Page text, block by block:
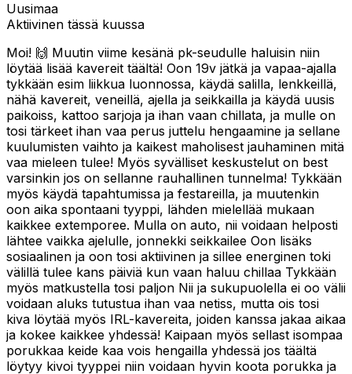
Uusimaa
Aktiivinen tässä kuussa
Moi! 🙌 Muutin viime kesänä pk-seudulle haluisin niin
löytää lisää kavereit täältä! Oon 19v jätkä ja vapaa-ajalla
tykkään esim liikkua luonnossa, käydä salilla, lenkkeillä,
nähä kavereit, veneillä, ajella ja seikkailla ja käydä uusis
paikoiss, kattoo sarjoja ja ihan vaan chillata, ja mulle on
tosi tärkeet ihan vaa perus juttelu hengaamine ja sellane
kuulumisten vaihto ja kaikest maholisest jauhaminen mitä
vaa mieleen tulee! Myös syvälliset keskustelut on best
varsinkin jos on sellanne rauhallinen tunnelma! Tykkään
myös käydä tapahtumissa ja festareilla, ja muutenkin
oon aika spontaani tyyppi, lähden mielellää mukaan
kaikkee extemporee. Mulla on auto, nii voidaan helposti
lähtee vaikka ajelulle, jonnekki seikkailee Oon lisäks
sosiaalinen ja oon tosi aktiivinen ja sillee energinen toki
välillä tulee kans päiviä kun vaan haluu chillaa Tykkään
myös matkustella tosi paljon Nii ja sukupuolella ei oo välii
voidaan aluks tutustua ihan vaa netiss, mutta ois tosi
kiva löytää myös IRL-kavereita, joiden kanssa jakaa aikaa
ja kokee kaikkee yhdessä! Kaipaan myös sellast isompaa
porukkaa keide kaa vois hengailla yhdessä jos täältä
löytyy kivoi tyyppei niin voidaan hyvin koota porukka ja